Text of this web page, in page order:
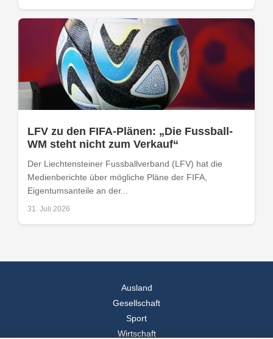
LFV zu den FIFA-Plänen: „Die Fussball-
WM steht nicht zum Verkauf“
Der Liechtensteiner Fussballverband (LFV) hat die
Medienberichte über mögliche Pläne der FIFA,
Eigentumsanteile an der...
31. Juli 2026
Ausland
Gesellschaft
Sport
Wirtschaft